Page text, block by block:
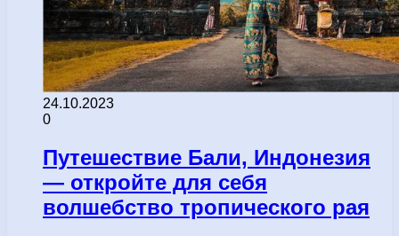
24.10.2023
0
Путешествие Бали, Индонезия
— откройте для себя
волшебство тропического рая